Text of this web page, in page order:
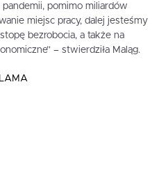
pomimo miliardów
miejsc pracy, dalej jesteśmy
bezrobocia, a także na
– stwierdziła Maląg.